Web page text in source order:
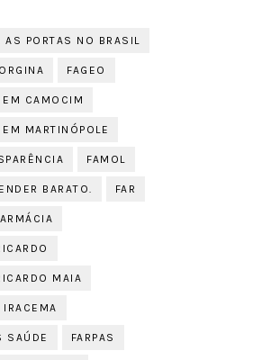
AS PORTAS NO BRASIL
FAGEO
EM CAMOCIM
MARTINÓPOLE
FAMOL
BARATO. FAR
MAIA
IRACEMA
SAÚDE FARPAS